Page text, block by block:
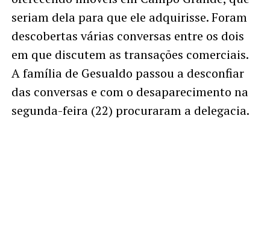
seriam dela para que ele adquirisse. Foram
descobertas várias conversas entre os dois
em que discutem as transações comerciais.
A família de Gesualdo passou a desconfiar
das conversas e com o desaparecimento na
segunda-feira (22) procuraram a delegacia.